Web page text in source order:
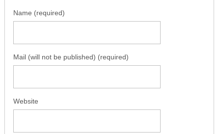
Name (required)
Mail (will not be published) (required)
Website